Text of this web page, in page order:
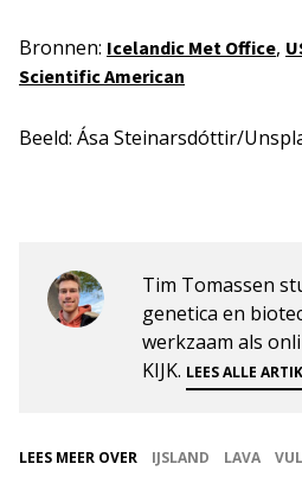
Bronnen: Icelandic Met Office,
Scientific American
Beeld: Ása Steinarsdóttir/
Tim Tomassen
genetica en
werkzaam als
KIJK. LEES ALLE
LEES MEER OVER IJSLAND LAVA